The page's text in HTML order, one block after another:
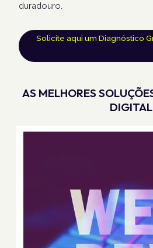
duradouro.
Solicite aqui um Diagnóstico
AS MELHORES
DIGITAL